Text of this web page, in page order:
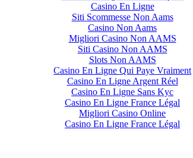
Casino En Ligne
Siti Scommesse Non Aams
Casino Non Aams
Migliori Casino Non AAMS
Siti Casino Non AAMS
Slots Non AAMS
Casino En Ligne Qui Paye Vraiment
Casino En Ligne Argent Réel
Casino En Ligne Sans Kyc
Casino En Ligne France Légal
Migliori Casino Online
Casino En Ligne France Légal